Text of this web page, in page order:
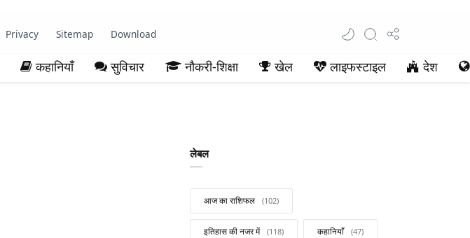
Privacy Sitemap Download
कहानियाँ सुविचार नौकरी-शिक्षा खेल लाइफस्टाइल देश
लेबल
आज का राशिफल
इतिहास की नजर में कहानियाँ